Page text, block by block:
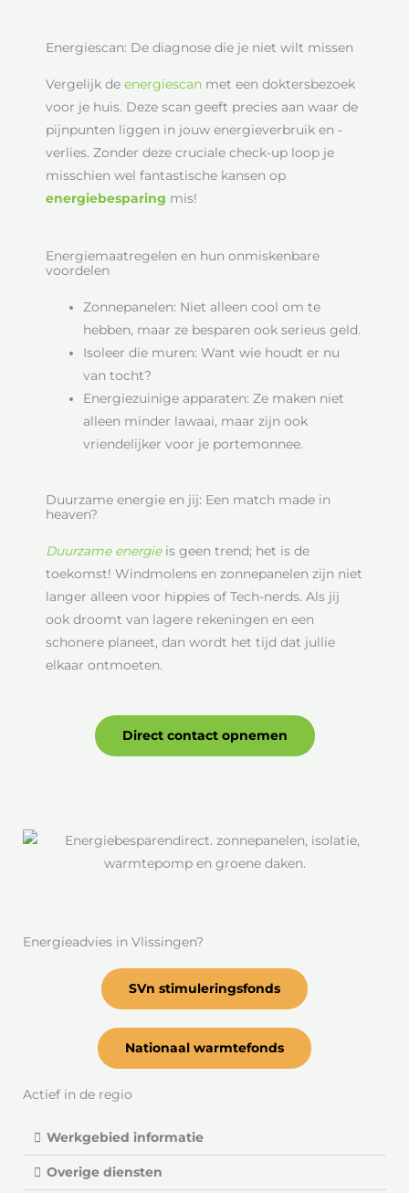
Energiescan: De diagnose die je niet wilt missen
Vergelijk de energiescan met een doktersbezoek
voor je huis. Deze scan geeft precies aan waar de
pijnpunten liggen in jouw energieverbruik en -
verlies. Zonder deze cruciale check-up loop je
misschien wel fantastische kansen op
energiebesparing mis!
Energiemaatregelen en hun onmiskenbare
voordelen
Zonnepanelen: Niet alleen cool om te
hebben, maar ze besparen ook serieus geld.
Isoleer die muren: Want wie houdt er nu
van tocht?
Energiezuinige apparaten: Ze maken niet
alleen minder lawaai, maar zijn ook
vriendelijker voor je portemonnee.
Duurzame energie en jij: Een match made in
heaven?
Duurzame energieis geen trend; het is de
toekomst! Windmolens en zonnepanelen zijn niet
langer alleen voor hippies of Tech-nerds. Als jij
ook droomt van lagere rekeningen en een
schonere planeet, dan wordt het tijd dat jullie
elkaar ontmoeten.
Direct contact opnemen
Energieadvies in Vlissingen?
SVn stimuleringsfonds
Nationaal warmtefonds
Actief in de regio
Werkgebied informatie
Overige diensten